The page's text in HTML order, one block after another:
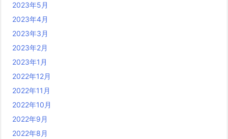
2023年5月
2023年4月
2023年3月
2023年2月
2023年1月
2022年12月
2022年11月
2022年10月
2022年9月
2022年8月